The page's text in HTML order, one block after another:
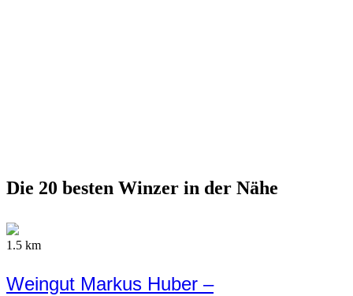
Die 20 besten Winzer in der Nähe
1.5 km
Weingut Markus Huber –